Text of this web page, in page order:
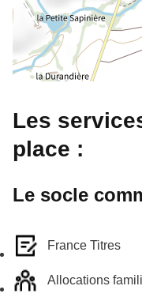
Les
place :
Le socle
France Titres
Allocations